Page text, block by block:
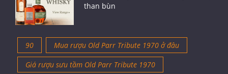
than bùn
90
Mua rượu Old Parr Tribute 1970 ở đâu
Giá rượu sưu tầm Old Parr Tribute 1970